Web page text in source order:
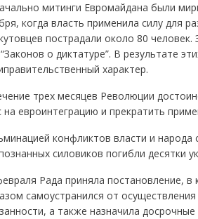
митинги Евромайдана были
когда власть применила силу для
пострадали около 80
о диктатуре”. В результате
характер.
трех месяцев Революции
на евроинтеграцию и прекратить
конфликтов власти и
силовиков погибли десятки
Рада приняла постановление,
самоустранился от
а также назначила